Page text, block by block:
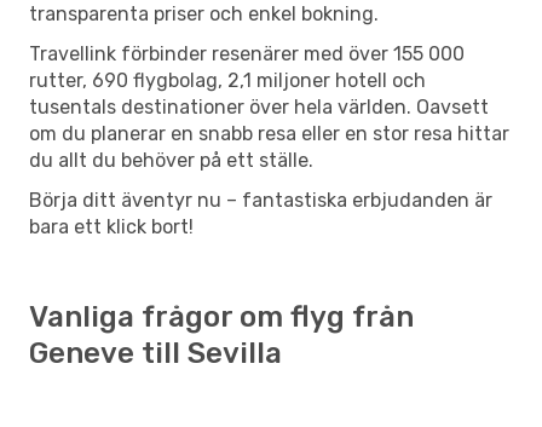
transparenta priser och enkel bokning.
Travellink förbinder resenärer med över 155 000
rutter, 690 flygbolag, 2,1 miljoner hotell och
tusentals destinationer över hela världen. Oavsett
om du planerar en snabb resa eller en stor resa hittar
du allt du behöver på ett ställe.
Börja ditt äventyr nu – fantastiska erbjudanden är
bara ett klick bort!
Vanliga frågor om flyg från
Geneve till Sevilla